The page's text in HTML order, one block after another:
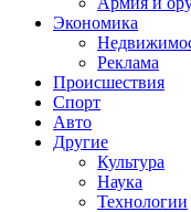
Экономика
Реклама
Происшествия
Спорт
Авто
Другие
Культура
Наука
Технологии